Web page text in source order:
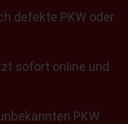
defekte PKW oder
sofort online und
PKW